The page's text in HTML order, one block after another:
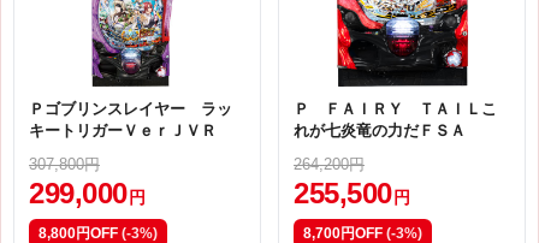
Ｐゴブリンスレイヤー ラッ
キートリガーＶｅｒＪＶＲ
307,800円
299,000円
8,800円OFF (-3%)
Ｐ ＦＡＩＲＹ ＴＡＩＬこ
れが七炎竜の力だＦＳＡ
264,200円
255,500円
8,700円OFF (-3%)